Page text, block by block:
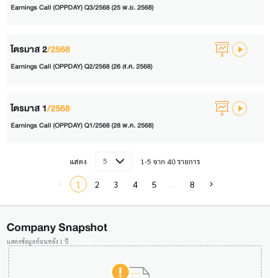
Earnings Call (OPPDAY) Q3/2568 (25 พ.ย. 2568)
ไตรมาส 2/2568
Earnings Call (OPPDAY) Q2/2568 (26 ส.ค. 2568)
ไตรมาส 1/2568
Earnings Call (OPPDAY) Q1/2568 (28 พ.ค. 2568)
แสดง 5 1-5 จาก 40 รายการ
1 2 3 4 5 8
Company Snapshot
แสดงข้อมูลย้อนหลัง 1 ปี